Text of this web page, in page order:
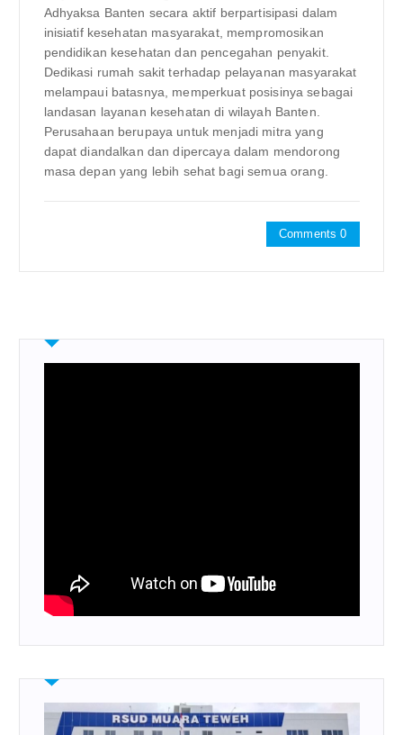
Adhyaksa Banten secara aktif berpartisipasi dalam
inisiatif kesehatan masyarakat, mempromosikan
pendidikan kesehatan dan pencegahan penyakit.
Dedikasi rumah sakit terhadap pelayanan masyarakat
melampaui batasnya, memperkuat posisinya sebagai
landasan layanan kesehatan di wilayah Banten.
Perusahaan berupaya untuk menjadi mitra yang
dapat diandalkan dan dipercaya dalam mendorong
masa depan yang lebih sehat bagi semua orang.
Comments 0